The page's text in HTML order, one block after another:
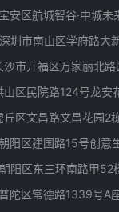
安区航城智谷·中城未
圳市南山区学府路大
市开福区万家丽北
区民院路124号龙安
区文昌路文昌花园2
阳区建国路15号创意
阳区东三环南路甲52
陀区常德路1339号A